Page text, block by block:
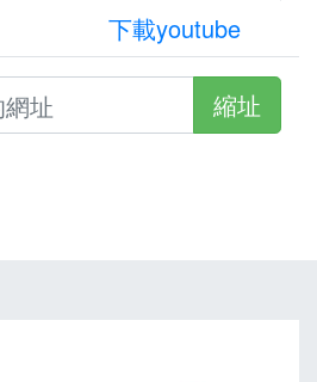
下載youtube
縮址